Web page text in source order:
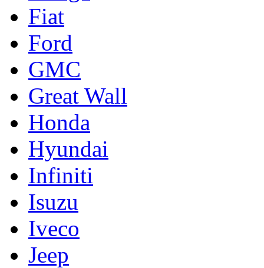
Fiat
Ford
GMC
Great Wall
Honda
Hyundai
Infiniti
Isuzu
Iveco
Jeep